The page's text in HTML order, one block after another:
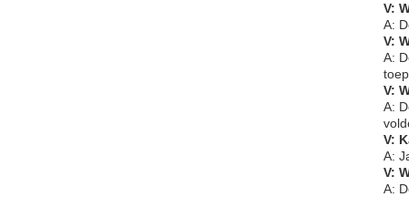
V:
A:
V:
A:
V:
A:
V:
A:
V:
A: